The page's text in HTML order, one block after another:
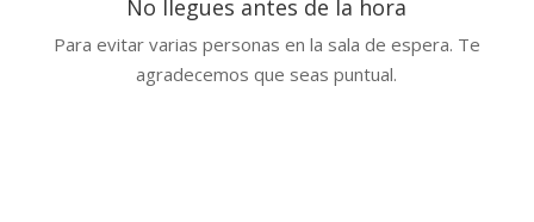
No llegues antes de la hora
Para evitar varias personas en la sala de espera. Te
agradecemos que seas puntual.